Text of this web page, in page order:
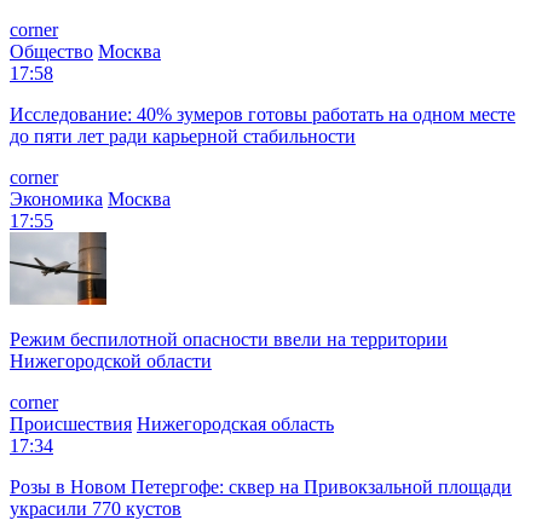
corner
Общество Москва
17:58
Исследование: 40% зумеров готовы работать на одном месте
до пяти лет ради карьерной стабильности
corner
Экономика Москва
17:55
Режим беспилотной опасности ввели на территории
Нижегородской области
corner
Происшествия Нижегородская область
17:34
Розы в Новом Петергофе: сквер на Привокзальной площади
украсили 770 кустов